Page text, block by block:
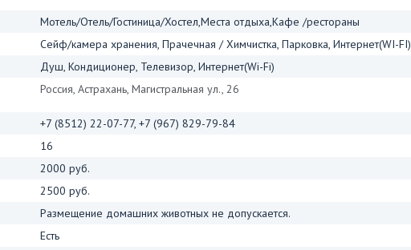
Мотель/Отель/Гостиница/Хостел,Места отдыха,Кафе /рестораны
Сейф/камера хранения, Прачечная / Химчистка, Парковка, Интернет(WI-FI)
Душ, Кондиционер, Телевизор, Интернет(Wi-Fi)
Россия, Астрахань, Магистральная ул., 26
+7 (8512) 22-07-77, +7 (967) 829-79-84
16
2000 руб.
2500 руб.
Размещение домашних животных не допускается.
Есть